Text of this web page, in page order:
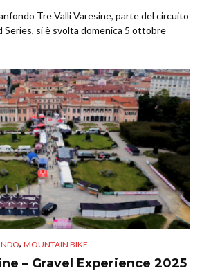
Tre Valli Varesine, parte del circuito
Series, si è svolta domenica 5 ottobre
, MOUNTAIN BIKE
– Gravel Experience 2025